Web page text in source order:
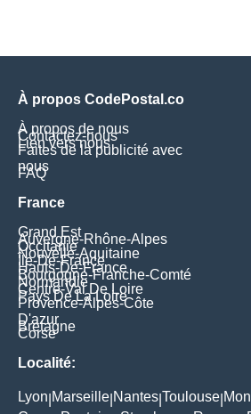
À propos CodePostal.co
À propos de nous
Contactez-nous
Lien vers nous
Faites de la publicité avec
nous
FAQ
France
Grand Est
Auvergne-Rhône-Alpes
Occitanie
Nouvelle-Aquitaine
Île-De-France
Hauts-De-France
Bourgogne-Franche-Comté
Normandie
Centre-Val De Loire
Pays De La Loire
Provence-Alpes-Côte
D'azur
Bretagne
Corse
Localité:
Lyon Marseille Nantes Toulouse